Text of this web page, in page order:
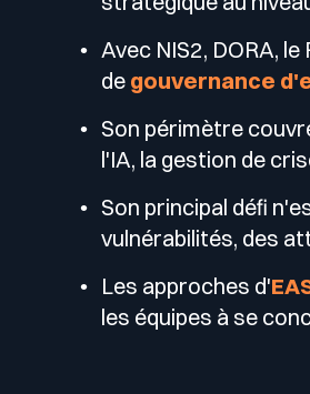
Avec NIS2, DORA,
de gouvernance
Son périmètre
l'IA, la gestion de
Son principal défi
vulnérabilités, des
Les approches d'
les équipes à se